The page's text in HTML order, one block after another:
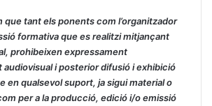
que tant els ponents com l’organitzador
formativa que es realitzi mitjançant
prohibeixen expressament
audiovisual i posterior difusió i exhibició
en qualsevol suport, ja sigui material o
per a la producció, edició i/o emissió